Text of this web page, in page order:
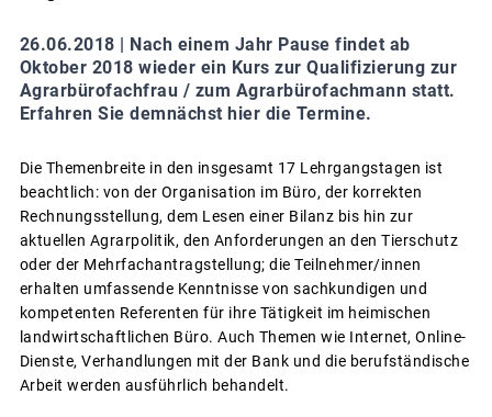
26.06.2018 |
Nach einem Jahr Pause findet ab
Oktober 2018 wieder ein Kurs zur Qualifizierung zur
Agrarbürofachfrau / zum Agrarbürofachmann statt.
Erfahren Sie demnächst hier die Termine.
Die Themenbreite in den insgesamt 17 Lehrgangstagen ist
beachtlich: von der Organisation im Büro, der korrekten
Rechnungsstellung, dem Lesen einer Bilanz bis hin zur
aktuellen Agrarpolitik, den Anforderungen an den Tierschutz
oder der Mehrfachantragstellung; die Teilnehmer/innen
erhalten umfassende Kenntnisse von sachkundigen und
kompetenten Referenten für ihre Tätigkeit im heimischen
landwirtschaftlichen Büro. Auch Themen wie Internet, Online-
Dienste, Verhandlungen mit der Bank und die berufständische
Arbeit werden ausführlich behandelt.